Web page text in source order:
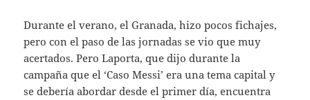
Durante el verano, el Granada, hizo pocos fichajes,
pero con el paso de las jornadas se vio que muy
acertados. Pero Laporta, que dijo durante la
campaña que el ‘Caso Messi’ era una tema capital y
se debería abordar desde el primer día, encuentra